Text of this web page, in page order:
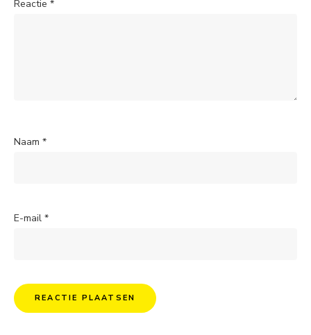
Reactie *
Naam *
E-mail *